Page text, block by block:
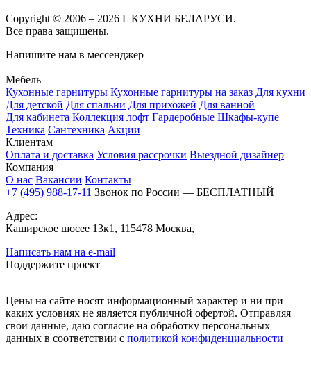
Copyright © 2006 – 2026 L КУХНИ БЕЛАРУСИ.
Все права защищены.
Напишите нам в мессенджер
Мебель
Кухонные гарнитуры Кухонные гарнитуры на заказ Для кухни
Для детской Для спальни Для прихожей Для ванной
Для кабинета Коллекция лофт Гардеробные Шкафы-купе
Техника Сантехника Акции
Клиентам
Оплата и доставка Условия рассрочки Выездной дизайнер
Компания
О нас Вакансии Контакты
+7 (495) 988-17-11 Звонок по России — БЕСПЛАТНЫЙ
Адрес:
Каширское шосее 13к1, 115478 Москва,
Написать нам на e-mail
Поддержите проект
Цены на сайте носят информационный характер и ни при
каких условиях не является публичной офертой. Отправляя
свои данные, даю согласие на обработку персональных
данных в соответствии с политикой конфиденциальности